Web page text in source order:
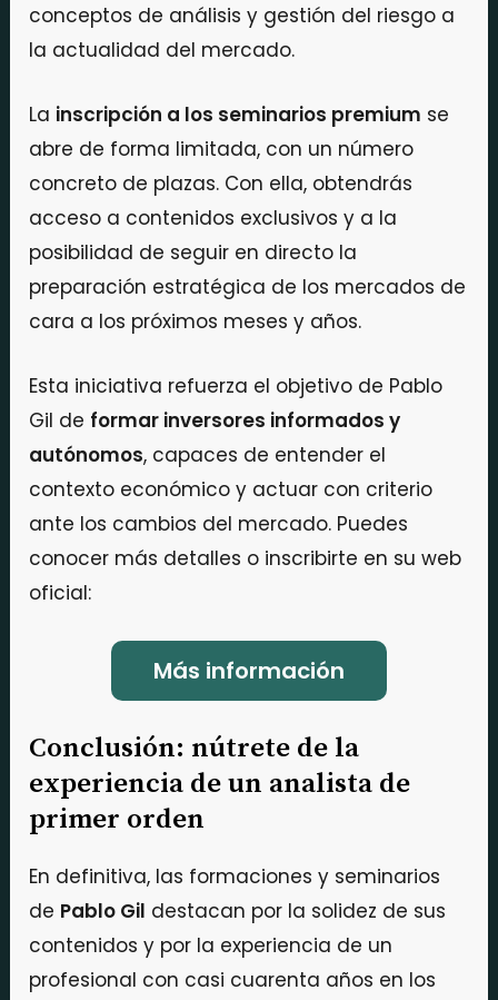
conceptos de análisis y gestión del riesgo a
la actualidad del mercado.
La inscripción a los seminarios premium se
abre de forma limitada, con un número
concreto de plazas. Con ella, obtendrás
acceso a contenidos exclusivos y a la
posibilidad de seguir en directo la
preparación estratégica de los mercados de
cara a los próximos meses y años.
Esta iniciativa refuerza el objetivo de Pablo
Gil de formar inversores informados y
autónomos, capaces de entender el
contexto económico y actuar con criterio
ante los cambios del mercado. Puedes
conocer más detalles o inscribirte en su web
oficial:
Más información
Conclusión: nútrete de la
experiencia de un analista de
primer orden
En definitiva, las formaciones y seminarios
de Pablo Gil destacan por la solidez de sus
contenidos y por la experiencia de un
profesional con casi cuarenta años en los